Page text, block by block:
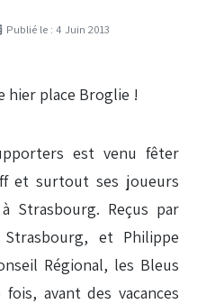
Publié le : 4 Juin 2013
est venu fêter
et surtout ses joueurs
Strasbourg. Reçus par
et Philippe
Régional, les Bleus
avant des vacances